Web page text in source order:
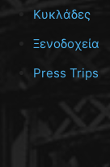
Κυκλάδες
Ξενοδοχεία
Press Trips